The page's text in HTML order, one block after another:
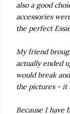
also a good
accessories
the perfect
My friend
actually ended
would break
the pictures - it
Because I have